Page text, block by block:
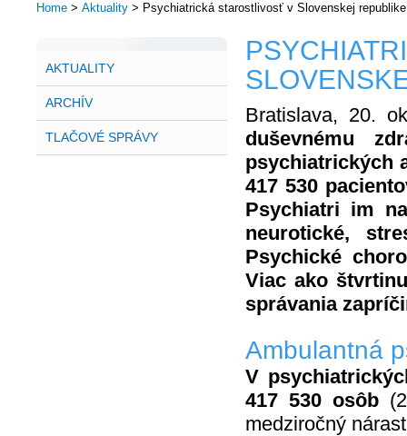
Home> Aktuality> Psychiatrická starostlivosť v Slovenskej
AKTUALITY
ARCHÍV
TLAČOVÉ SPRÁVY
Bratislava, 20.
duševnému
psychiatrických
417 530
Psychiatri im
neurotické,
Psychické
Viac ako
správania
Ambulantná
V
417 530 osôb
medziročný